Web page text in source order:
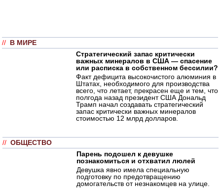
// В МИРЕ
Стратегический запас критически
важных минералов в США — спасение
или расписка в собственном бессилии?
Факт дефицита высокочистого алюминия в
Штатах, необходимого для производства
всего, что летает, прекрасен еще и тем, что
полгода назад президент США Дональд
Трамп начал создавать стратегический
запас критически важных минералов
стоимостью 12 млрд долларов.
// ОБЩЕСТВО
Парень подошел к девушке
познакомиться и отхватил люлей
Девушка явно имела специальную
подготовку по предотвращению
домогательств от незнакомцев на улице.